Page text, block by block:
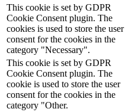
This cookie is set by GDPR
Cookie Consent plugin. The
cookies is used to store the user
consent for the cookies in the
category "Necessary".
This cookie is set by GDPR
Cookie Consent plugin. The
cookie is used to store the user
consent for the cookies in the
category "Other.